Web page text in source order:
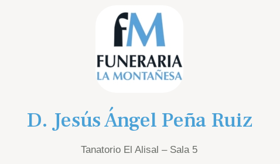
D. Jesús Ángel Peña Ruiz
Tanatorio El Alisal – Sala 5